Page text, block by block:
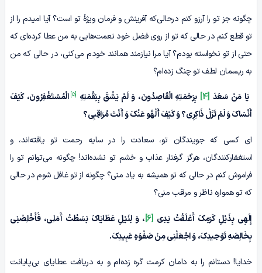
چگونه جز تو را آرزو کنم درحالی‌که آفرینش و فرمان ویژۀ تو است؟ آیا امیدم را از
تو قطع کنم در حالی که تو از روی فضل خود نعمت‌هایی به من عطا کرده‌ای که
حتی از تو نخواسته بودم؟ آیا مرا نیازمند همانند خودم می‌کنی، در حالی که من
به ریسمان لطف تو چنگ زده‌ام؟
یَا مَنْ سَعَدَ [4] بِرَحْمَتِهِ الْقَاصِدُونَ، وَ لَمْ یَشْقَ بِنِقْمَتِهِ [5]
الْمُسْتَغْفِرُونَ، کَیْفَ
أَنْسَاکَ وَ لَمْ تَزَلْ ذَاکِرِی؟ وَ کَیْفَ أَلْهُو عَنْکَ وَ أَنْتَ مُرَاقِبِی؟
ای کسی که جویندگان تو، سعادت را در سایه رحمت تو یافته‌اند، و
استغفارکنندگان، هرگز گرفتار عذاب و خشم تو نشده‌اند! چگونه می‌توانم تو را
فراموش کنم در حالی که تو همیشه به یاد منی؟ چگونه از تو غافل شوم در حالی
که تو همواره ناظر و مراقب منی؟
إِلَهِی بِذَیْلِ کَرَمِکَ أَعْلَقْتُ یَدِی [6] ، وَ لِنَیْلِ عَطَایَاکَ بَسَطْتُ أَمَلِی، فَأَخْلِصْنِی
بِخَالِصَهِ تَوْحِیدِکَ، وَ اجْعَلْنِی مِنْ صَفْوَهِ عَبِیدِکَ.
خدایا! دستانم را به دامان کرمت گره زده‌ام و به دریافت عطایای بی‌پایانت